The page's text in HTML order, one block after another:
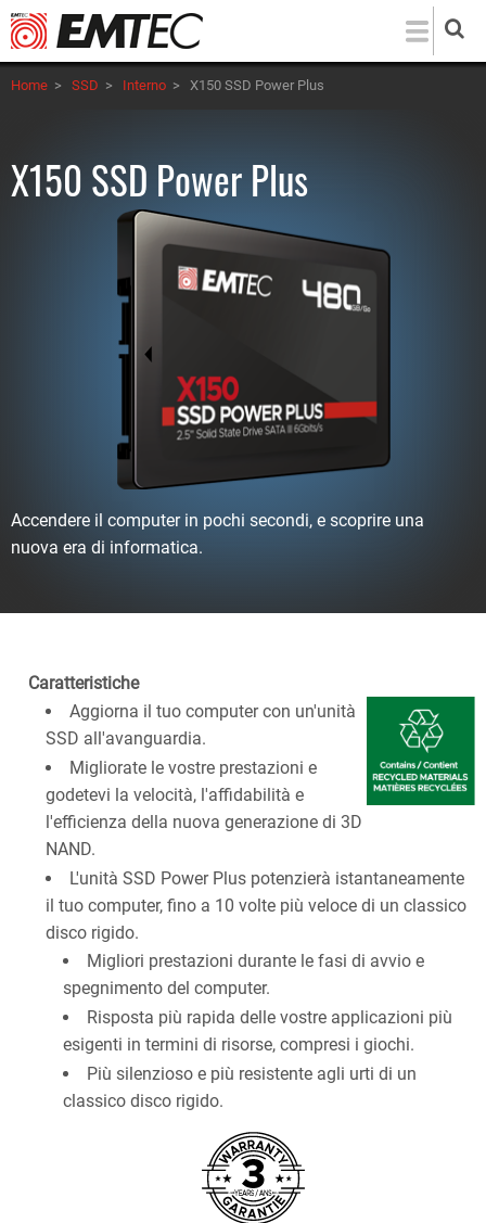
Salta
al
contenuto
principale
Home > SSD > Interno > X150 SSD Power Plus
X150 SSD Power Plus
Accendere il computer in pochi secondi, e scoprire una
nuova era di informatica.
Caratteristiche
Aggiorna il tuo computer con un'unità
SSD all'avanguardia.
Migliorate le vostre prestazioni e
godetevi la velocità, l'affidabilità e
l'efficienza della nuova generazione di 3D
NAND.
L'unità SSD Power Plus potenzierà istantaneamente
il tuo computer, fino a 10 volte più veloce di un classico
disco rigido.
Migliori prestazioni durante le fasi di avvio e
spegnimento del computer.
Risposta più rapida delle vostre applicazioni più
esigenti in termini di risorse, compresi i giochi.
Più silenzioso e più resistente agli urti di un
classico disco rigido.